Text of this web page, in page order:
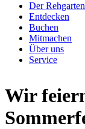
Der Rehgarten
Entdecken
Buchen
Mitmachen
Über uns
Service
Wir